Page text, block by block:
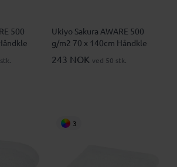
500
Ukiyo Sakura AWARE 500
g/m2 70 x 140cm Håndkle
243 NOK ved 50 stk.
3